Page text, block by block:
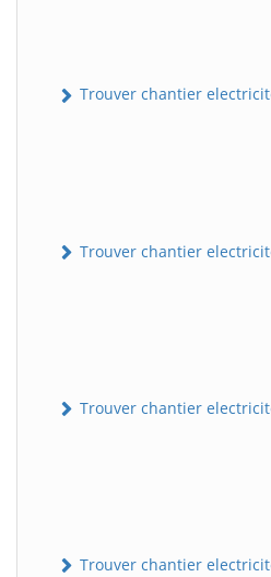
Trouver chantier
Trouver chantier
Trouver chantier
Trouver chantier